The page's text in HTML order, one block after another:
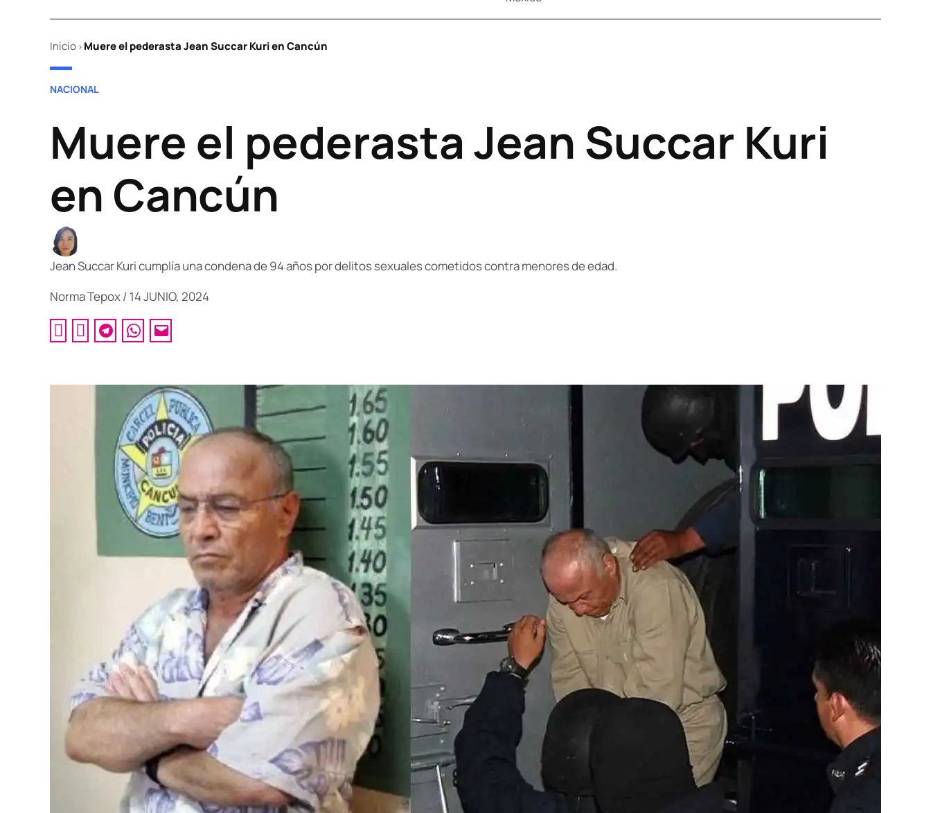
Inicio > Muere el pederasta Jean Succar Kuri en Cancún
POSTED
NACIONAL
Muere el pederasta Jean Succar Kuri
en Cancún
Jean Succar Kuri cumplía una condena de 94 años por delitos sexuales cometidos contra menores de edad.
Norma Tepox/ 14 JUNIO, 2024